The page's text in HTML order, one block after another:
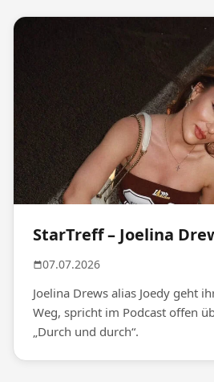
StarTreff – Joelina
07.07.2026
Joelina Drews alias Joedy geht
Weg, spricht im Podcast offen
„Durch und durch“.